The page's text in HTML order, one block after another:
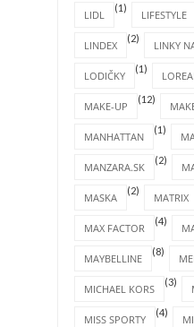
LIDL
(1)
LIFESTYLE
LINDEX
(2)
LINKY
LODIČKY
(1)
LOREAL
MAKE-UP
(12)
MANHATTAN
(1)
MANZARA.SK
(2)
MASKA
(2)
MATRIX
MAX FACTOR
(4)
MAYBELLINE
(8)
MICHAEL KORS
(3)
MISS SPORTY
(4)